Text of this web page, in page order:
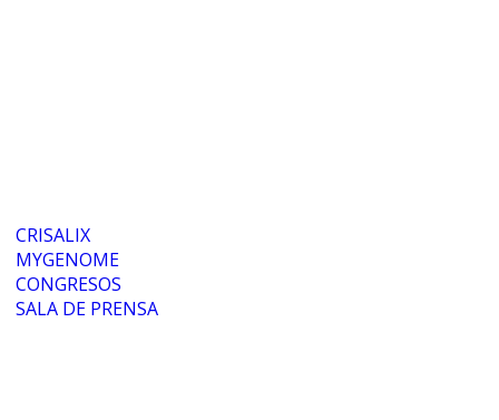
CRISALIX
MYGENOME
CONGRESOS
SALA DE PRENSA